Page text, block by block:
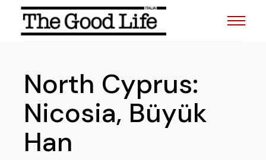
North Cyprus:
Nicosia, Büyük
Han